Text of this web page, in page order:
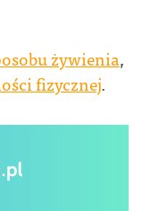
żywienia,
fizycznej.